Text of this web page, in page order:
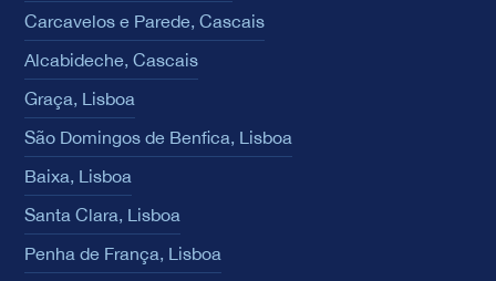
Carcavelos e Parede, Cascais
Alcabideche, Cascais
Graça, Lisboa
São Domingos de Benfica, Lisboa
Baixa, Lisboa
Santa Clara, Lisboa
Penha de França, Lisboa